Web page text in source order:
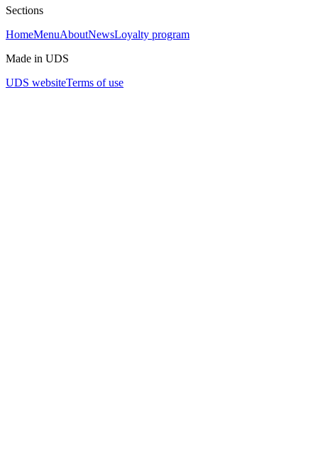
Sections
HomeMenuAboutNewsLoyalty program
Made in UDS
UDS websiteTerms of use